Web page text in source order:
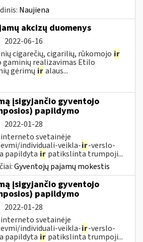
Naujiena
akcizų duomenys
2022-06-16
cigarečių, cigarilių, rūkomojo ir
realizavimas Etilo
gėrimų iralaus...
įsigyjančio gyventojo
papildymo
2022-01-28
svetainėje
individuali-veikla-ir-verslo-
papildyta ir patikslinta trumpoji...
Gyventojų pajamų mokestis
įsigyjančio gyventojo
papildymo
2022-01-28
svetainėje
individuali-veikla-ir-verslo-
papildyta ir patikslinta trumpoji...